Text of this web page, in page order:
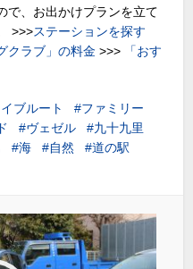
で、お出かけプランを立て
>>>ステーションを探す
クラブ」の料金 >>>
「おす
イブルート
ファミリー
ヴェゼル
九十九里
海 自然
道の駅